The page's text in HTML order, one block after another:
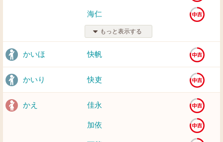
海仁
もっと表示する
かいほ 快帆
かいり 快吏
かえ 佳永
加依